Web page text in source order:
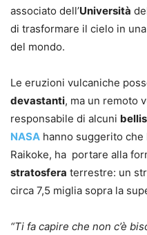
associato dell’Università
di trasformare il cielo in una
del mondo.
Le eruzioni vulcaniche
devastanti, ma un remoto
responsabile di alcuni
NASA hanno suggerito che
Raikoke, ha portare alla
stratosfera terrestre: un
circa 7,5 miglia sopra la
“Ti fa capire che non c’è